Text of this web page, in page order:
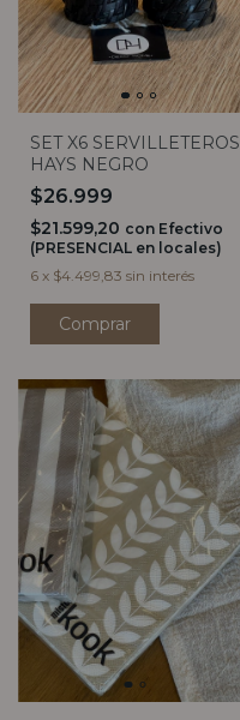
SET X6 SERVILLETEROS
HAYS NEGRO
$26.999
$21.599,20 con Efectivo
(PRESENCIAL en locales)
6 x $4.499,83 sin interés